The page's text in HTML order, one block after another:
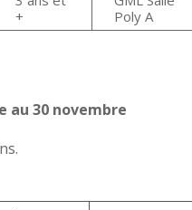
+
Poly A
au 30 novembre